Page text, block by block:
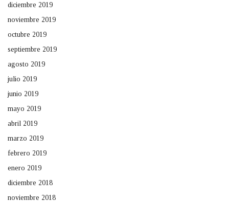
diciembre 2019
noviembre 2019
octubre 2019
septiembre 2019
agosto 2019
julio 2019
junio 2019
mayo 2019
abril 2019
marzo 2019
febrero 2019
enero 2019
diciembre 2018
noviembre 2018